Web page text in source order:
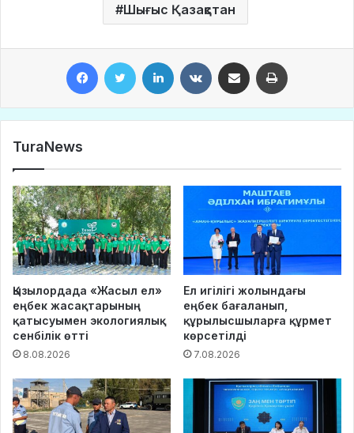
Шығыс Қазақстан
TuraNews
Қызылордада «Жасыл ел»
еңбек жасақтарының
қатысуымен экологиялық
сенбілік өтті
8.08.2026
Ел игілігі жолындағы
еңбек бағаланып,
құрылысшыларға құрмет
көрсетілді
7.08.2026